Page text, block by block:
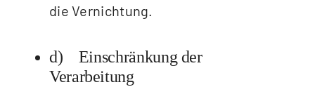
die Vernichtung.
d) Einschränkung der
Verarbeitung